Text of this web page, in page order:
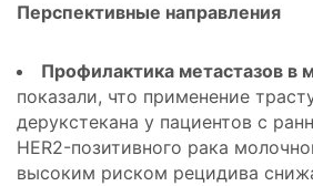
Перспективные направления
Профилактика метастазов в
показали, что применение
дерукстекана у пациентов с
HER2-позитивного рака
высоким риском рецидива